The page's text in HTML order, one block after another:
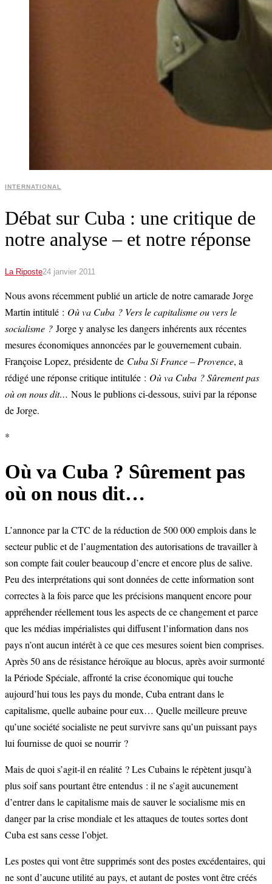
INTERNATIONAL
Débat sur Cuba : une critique de
notre analyse – et notre réponse
La Riposte24 janvier 2011
Nous avons récemment publié un article de notre camarade Jorge
Martin intitulé : Où va Cuba ? Vers le capitalisme ou vers le
socialisme ? Jorge y analyse les dangers inhérents aux récentes
mesures économiques annoncées par le gouvernement cubain.
Françoise Lopez, présidente de Cuba Si France – Provence, a
rédigé une réponse critique intitulée : Où va Cuba ? Sûrement pas
où on nous dit… Nous le publions ci-dessous, suivi par la réponse
de Jorge.
*
Où va Cuba ? Sûrement pas
où on nous dit…
L’annonce par la CTC de la réduction de 500 000 emplois dans le
secteur public et de l’augmentation des autorisations de travailler à
son compte fait couler beaucoup d’encre et encore plus de salive.
Peu des interprétations qui sont données de cette information sont
correctes à la fois parce que les précisions manquent encore pour
appréhender réellement tous les aspects de ce changement et parce
que les médias impérialistes qui diffusent l’information dans nos
pays n’ont aucun intérêt à ce que ces mesures soient bien comprises.
Après 50 ans de résistance héroïque au blocus, après avoir surmonté
la Période Spéciale, affronté la crise économique qui touche
aujourd’hui tous les pays du monde, Cuba entrant dans le
capitalisme, quelle aubaine pour eux… Quelle meilleure preuve
qu’une société socialiste ne peut survivre sans qu’un puissant pays
lui fournisse de quoi se nourrir ?
Mais de quoi s’agit-il en réalité ? Les Cubains le répètent jusqu’à
plus soif sans pourtant être entendus : il ne s’agit aucunement
d’entrer dans le capitalisme mais de sauver le socialisme mis en
danger par la crise mondiale et les attaques de toutes sortes dont
Cuba est sans cesse l’objet.
Les postes qui vont être supprimés sont des postes excédentaires, qui
ne sont d’aucune utilité au pays, et autant de postes vont être créés